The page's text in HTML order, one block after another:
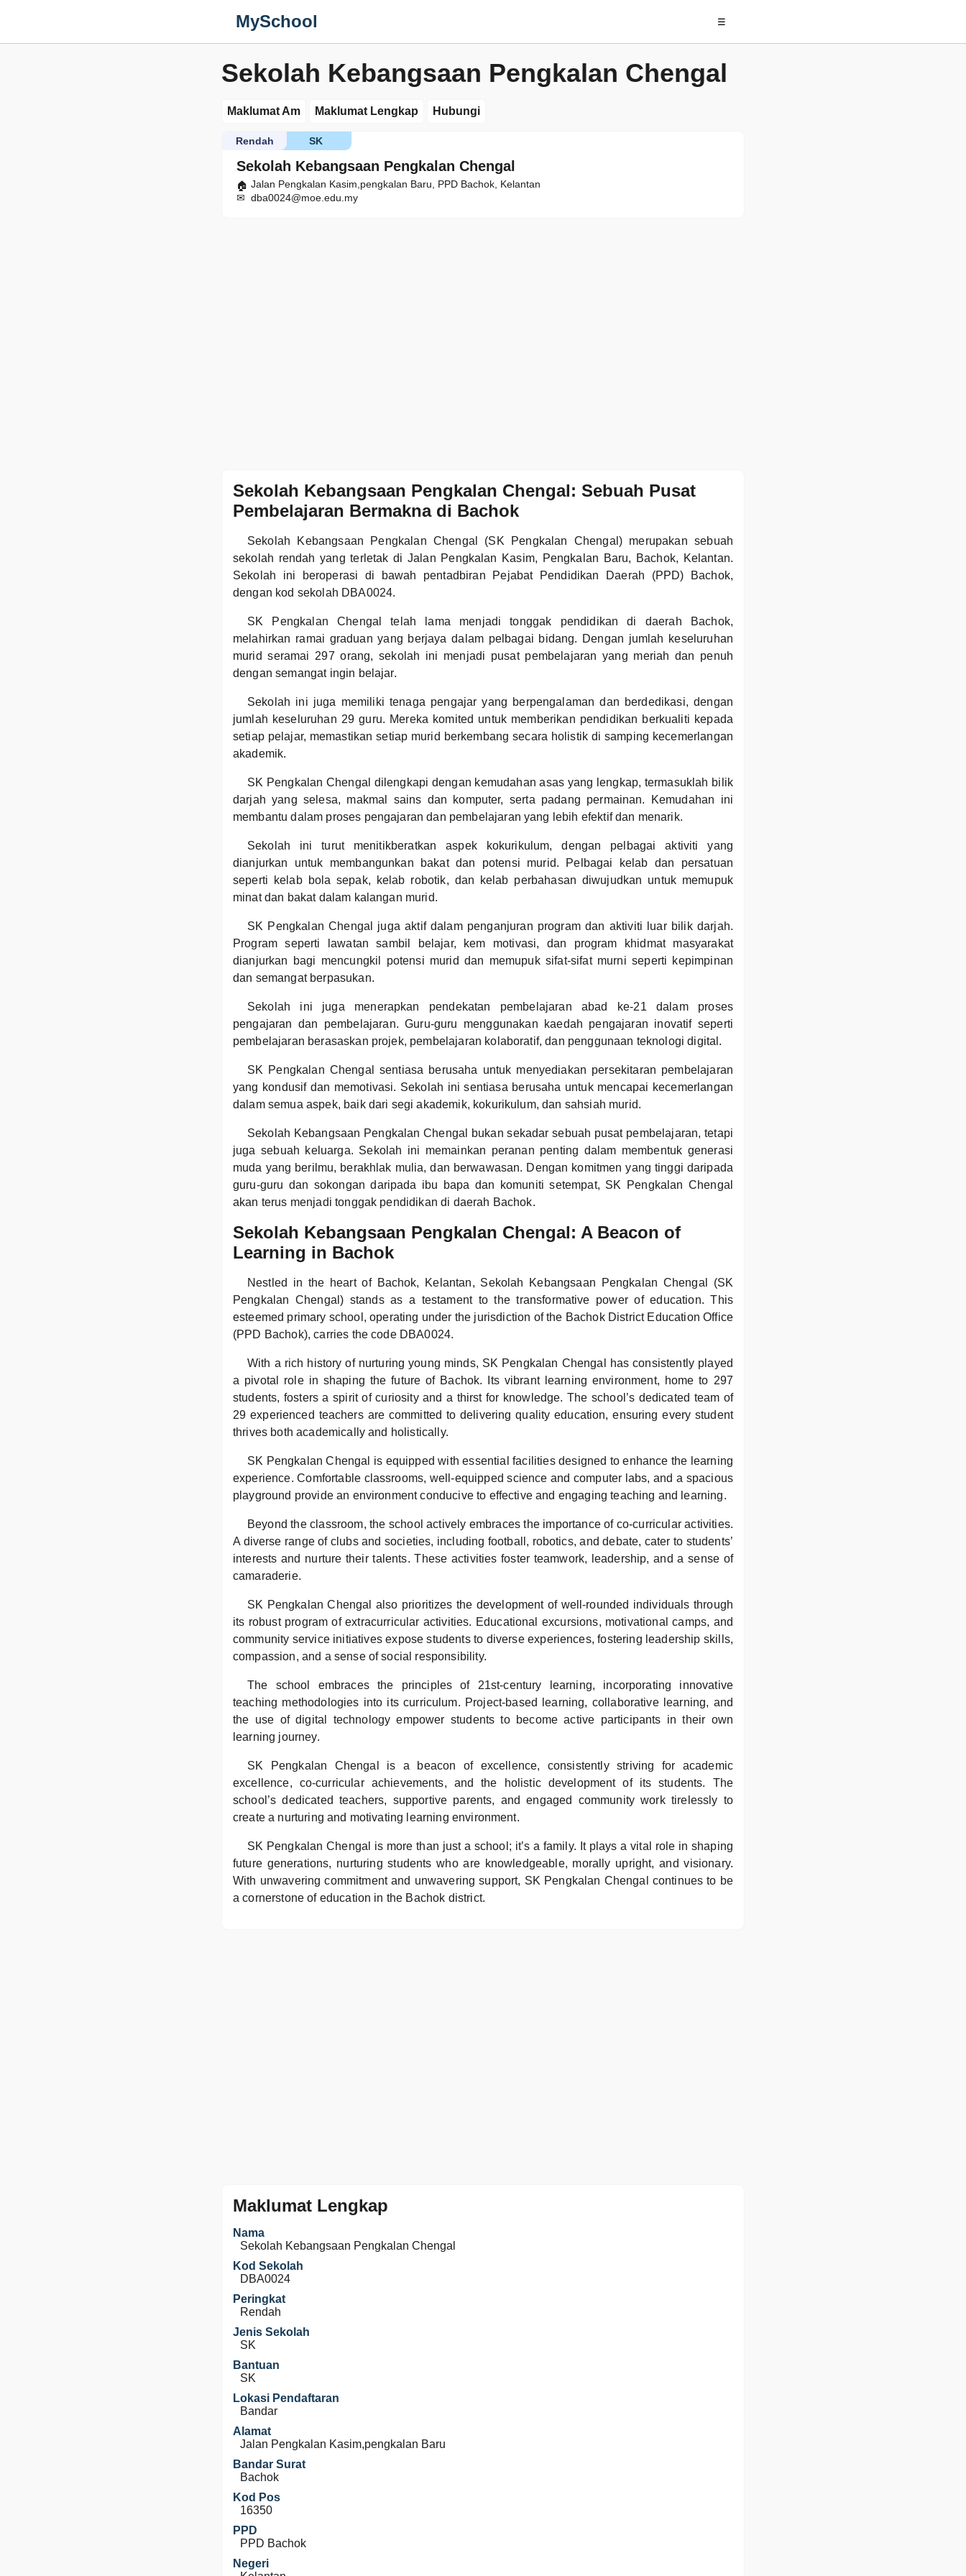
MySchool ☰
Sekolah Kebangsaan Pengkalan Chengal
Maklumat Am Maklumat Lengkap Hubungi
Sekolah Kebangsaan Pengkalan Chengal
SK
Rendah
Jalan Pengkalan Kasim,pengkalan Baru, PPD Bachok, Kelantan
dba0024@moe.edu.my
Sekolah Kebangsaan Pengkalan Chengal: Sebuah Pusat
Pembelajaran Bermakna di Bachok
Sekolah Kebangsaan Pengkalan Chengal (SK Pengkalan Chengal) merupakan sebuah
sekolah rendah yang terletak di Jalan Pengkalan Kasim, Pengkalan Baru, Bachok, Kelantan.
Sekolah ini beroperasi di bawah pentadbiran Pejabat Pendidikan Daerah (PPD) Bachok,
dengan kod sekolah DBA0024.
SK Pengkalan Chengal telah lama menjadi tonggak pendidikan di daerah Bachok,
melahirkan ramai graduan yang berjaya dalam pelbagai bidang. Dengan jumlah keseluruhan
murid seramai 297 orang, sekolah ini menjadi pusat pembelajaran yang meriah dan penuh
dengan semangat ingin belajar.
Sekolah ini juga memiliki tenaga pengajar yang berpengalaman dan berdedikasi, dengan
jumlah keseluruhan 29 guru. Mereka komited untuk memberikan pendidikan berkualiti kepada
setiap pelajar, memastikan setiap murid berkembang secara holistik di samping kecemerlangan
akademik.
SK Pengkalan Chengal dilengkapi dengan kemudahan asas yang lengkap, termasuklah bilik
darjah yang selesa, makmal sains dan komputer, serta padang permainan. Kemudahan ini
membantu dalam proses pengajaran dan pembelajaran yang lebih efektif dan menarik.
Sekolah ini turut menitikberatkan aspek kokurikulum, dengan pelbagai aktiviti yang
dianjurkan untuk membangunkan bakat dan potensi murid. Pelbagai kelab dan persatuan
seperti kelab bola sepak, kelab robotik, dan kelab perbahasan diwujudkan untuk memupuk
minat dan bakat dalam kalangan murid.
SK Pengkalan Chengal juga aktif dalam penganjuran program dan aktiviti luar bilik darjah.
Program seperti lawatan sambil belajar, kem motivasi, dan program khidmat masyarakat
dianjurkan bagi mencungkil potensi murid dan memupuk sifat-sifat murni seperti kepimpinan
dan semangat berpasukan.
Sekolah ini juga menerapkan pendekatan pembelajaran abad ke-21 dalam proses
pengajaran dan pembelajaran. Guru-guru menggunakan kaedah pengajaran inovatif seperti
pembelajaran berasaskan projek, pembelajaran kolaboratif, dan penggunaan teknologi digital.
SK Pengkalan Chengal sentiasa berusaha untuk menyediakan persekitaran pembelajaran
yang kondusif dan memotivasi. Sekolah ini sentiasa berusaha untuk mencapai kecemerlangan
dalam semua aspek, baik dari segi akademik, kokurikulum, dan sahsiah murid.
Sekolah Kebangsaan Pengkalan Chengal bukan sekadar sebuah pusat pembelajaran, tetapi
juga sebuah keluarga. Sekolah ini memainkan peranan penting dalam membentuk generasi
muda yang berilmu, berakhlak mulia, dan berwawasan. Dengan komitmen yang tinggi daripada
guru-guru dan sokongan daripada ibu bapa dan komuniti setempat, SK Pengkalan Chengal
akan terus menjadi tonggak pendidikan di daerah Bachok.
Sekolah Kebangsaan Pengkalan Chengal: A Beacon of
Learning in Bachok
Nestled in the heart of Bachok, Kelantan, Sekolah Kebangsaan Pengkalan Chengal (SK
Pengkalan Chengal) stands as a testament to the transformative power of education. This
esteemed primary school, operating under the jurisdiction of the Bachok District Education Office
(PPD Bachok), carries the code DBA0024.
With a rich history of nurturing young minds, SK Pengkalan Chengal has consistently played
a pivotal role in shaping the future of Bachok. Its vibrant learning environment, home to 297
students, fosters a spirit of curiosity and a thirst for knowledge. The school’s dedicated team of
29 experienced teachers are committed to delivering quality education, ensuring every student
thrives both academically and holistically.
SK Pengkalan Chengal is equipped with essential facilities designed to enhance the learning
experience. Comfortable classrooms, well-equipped science and computer labs, and a spacious
playground provide an environment conducive to effective and engaging teaching and learning.
Beyond the classroom, the school actively embraces the importance of co-curricular activities.
A diverse range of clubs and societies, including football, robotics, and debate, cater to students’
interests and nurture their talents. These activities foster teamwork, leadership, and a sense of
camaraderie.
SK Pengkalan Chengal also prioritizes the development of well-rounded individuals through
its robust program of extracurricular activities. Educational excursions, motivational camps, and
community service initiatives expose students to diverse experiences, fostering leadership skills,
compassion, and a sense of social responsibility.
The school embraces the principles of 21st-century learning, incorporating innovative
teaching methodologies into its curriculum. Project-based learning, collaborative learning, and
the use of digital technology empower students to become active participants in their own
learning journey.
SK Pengkalan Chengal is a beacon of excellence, consistently striving for academic
excellence, co-curricular achievements, and the holistic development of its students. The
school’s dedicated teachers, supportive parents, and engaged community work tirelessly to
create a nurturing and motivating learning environment.
SK Pengkalan Chengal is more than just a school; it’s a family. It plays a vital role in shaping
future generations, nurturing students who are knowledgeable, morally upright, and visionary.
With unwavering commitment and unwavering support, SK Pengkalan Chengal continues to be
a cornerstone of education in the Bachok district.
Maklumat Lengkap
Nama
Sekolah Kebangsaan Pengkalan Chengal
Kod Sekolah
DBA0024
Peringkat
Rendah
Jenis Sekolah
SK
Bantuan
SK
Lokasi Pendaftaran
Bandar
Alamat
Jalan Pengkalan Kasim,pengkalan Baru
Bandar Surat
Bachok
Kod Pos
16350
PPD
PPD Bachok
Negeri